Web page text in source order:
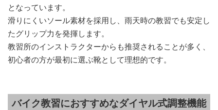
となっています。
滑りにくいソール素材を採用し、雨天時の教習でも安定し
たグリップ力を発揮します。
教習所のインストラクターからも推奨されることが多く、
初心者の方が最初に選ぶ靴として理想的です。
バイク教習におすすめなダイヤル式調整機能